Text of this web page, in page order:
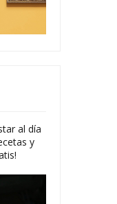
al día
y